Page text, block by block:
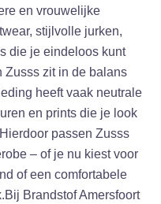
en vrouwelijke
stijlvolle jurken,
die je eindeloos kunt
Zusss zit in de balans
heeft vaak neutrale
en prints die je look
passen Zusss
– of je nu kiest voor
of een comfortabele
Brandstof Amersfoort